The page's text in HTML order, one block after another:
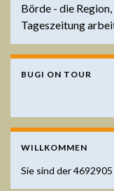
Börde - die
Tageszeitung
BUGI ON TOUR
WILLKOMMEN
Sie sind der4692905